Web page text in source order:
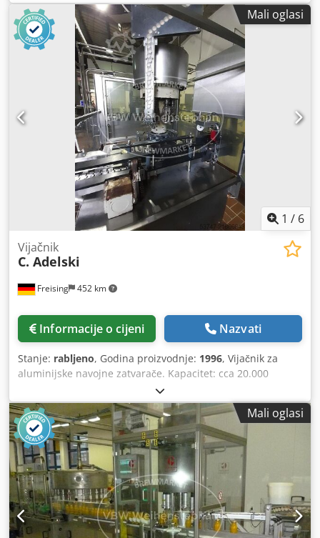
navojnim čepovima. Broj glava za zatvaranje: 3, maks.
kapacitet: cca 10.000 boca/sat, smjer rada: desno → lijevo.
Uključeno cca 160.000 kom čepova. Težina: cca 1750 kg.
Dokumentacija i električne sheme su dostupne.
Razgledavanje moguće po dogovoru. Crsdjzg Iq Uopfx Aifof
Mali oglasi
1 / 6
Freising 452 km
Vijačnik
C. Adelski
Informacije o cijeni Nazvati
Stanje: rabljeno, Godina proizvodnje: 1996, Vijačnik za
aluminijske navojne zatvarače. Kapacitet: cca 20.000
boca/sat. Pogodan za zatvaranje staklenih boca NRW tipa s
navojnim čepom. Stroj (dodatak): aluminijski navojni
zatvarači. Kapacitet cca: 20.000 boca/sat. Duljina: 1,9 m.
Širina: 1,25 m. Visina: 2,2 m. Oprema: 8 zatvarajućih glava.
Crodpfx Aoyzh Ixoifsf
Mali oglasi